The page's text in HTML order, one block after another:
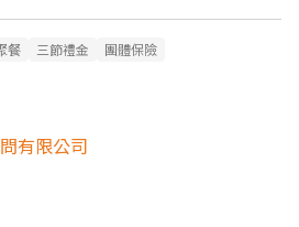
餐 三節禮金 團體保險
有限公司